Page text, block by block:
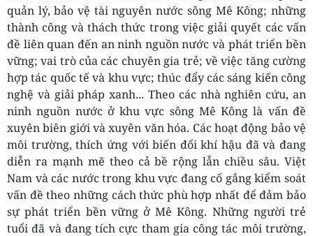
quản lý, bảo vệ tài nguyên nước sông Mê Kông; những
thành công và thách thức trong việc giải quyết các vấn
đề liên quan đến an ninh nguồn nước và phát triển bền
vững; vai trò của các chuyên gia trẻ; về việc tăng cường
hợp tác quốc tế và khu vực; thúc đẩy các sáng kiến công
nghệ và giải pháp xanh... Theo các nhà nghiên cứu, an
ninh nguồn nước ở khu vực sông Mê Kông là vấn đề
xuyên biên giới và xuyên văn hóa. Các hoạt động bảo vệ
môi trường, thích ứng với biến đổi khí hậu đã và đang
diễn ra mạnh mẽ theo cả bề rộng lẫn chiều sâu. Việt
Nam và các nước trong khu vực đang cố gắng kiểm soát
vấn đề theo những cách thức phù hợp nhất để đảm bảo
sự phát triển bền vững ở Mê Kông. Những người trẻ
tuổi đã và đang tích cực tham gia công tác môi trường,